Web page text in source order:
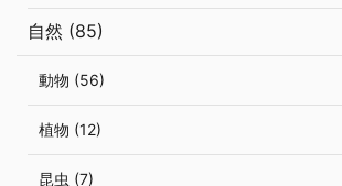
自然 (85)
動物 (56)
植物 (12)
昆虫 (7)